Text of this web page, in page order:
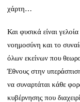
χάρτη…
Και φυσικά είναι
νοημοσύνη και το
όλων εκείνων που
Έθνους στην
να συναρτάται κάθε
κυβέρνησης που